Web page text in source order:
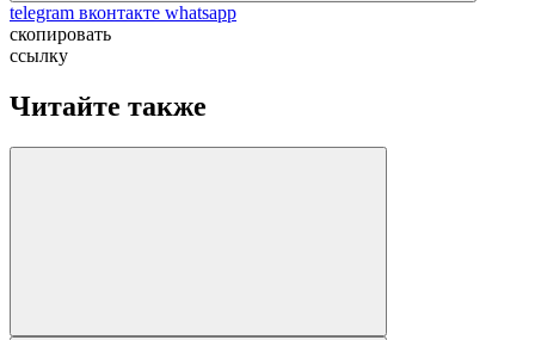
telegram вконтакте whatsapp
скопировать
ссылку
Читайте также